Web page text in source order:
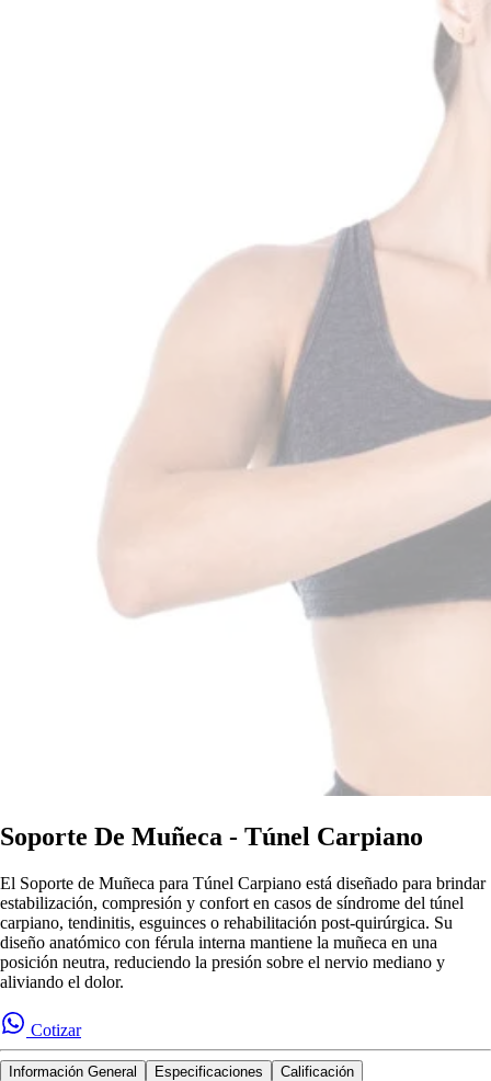
Soporte De Muñeca - Túnel Carpiano
El Soporte de Muñeca para Túnel Carpiano está diseñado para brindar
estabilización, compresión y confort en casos de síndrome del túnel
carpiano, tendinitis, esguinces o rehabilitación post-quirúrgica. Su
diseño anatómico con férula interna mantiene la muñeca en una
posición neutra, reduciendo la presión sobre el nervio mediano y
aliviando el dolor.
Cotizar
Información General Especificaciones Calificación